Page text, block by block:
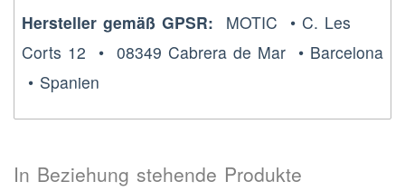
Hersteller gemäß GPSR: MOTIC • C. Les
Corts 12 • 08349 Cabrera de Mar • Barcelona
• Spanien
In Beziehung stehende Produkte